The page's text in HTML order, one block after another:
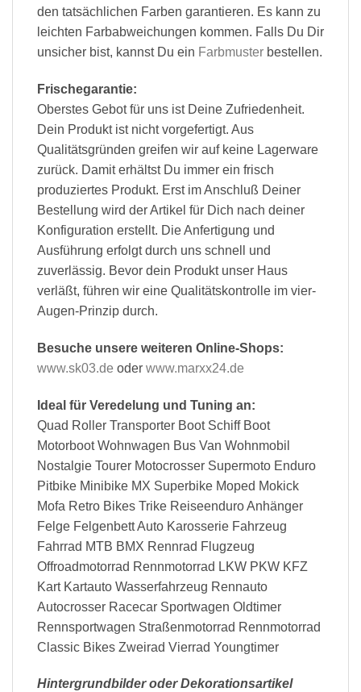
den tatsächlichen Farben garantieren. Es kann zu
leichten Farbabweichungen kommen. Falls Du Dir
unsicher bist, kannst Du ein Farbmuster bestellen.
Frischegarantie:
Oberstes Gebot für uns ist Deine Zufriedenheit.
Dein Produkt ist nicht vorgefertigt. Aus
Qualitätsgründen greifen wir auf keine Lagerware
zurück. Damit erhältst Du immer ein frisch
produziertes Produkt. Erst im Anschluß Deiner
Bestellung wird der Artikel für Dich nach deiner
Konfiguration erstellt. Die Anfertigung und
Ausführung erfolgt durch uns schnell und
zuverlässig. Bevor dein Produkt unser Haus
verläßt, führen wir eine Qualitätskontrolle im vier-
Augen-Prinzip durch.
Besuche unsere weiteren Online-Shops:
www.sk03.de oder www.marxx24.de
Ideal für Veredelung und Tuning an:
Quad Roller Transporter Boot Schiff Boot
Motorboot Wohnwagen Bus Van Wohnmobil
Nostalgie Tourer Motocrosser Supermoto Enduro
Pitbike Minibike MX Superbike Moped Mokick
Mofa Retro Bikes Trike Reiseenduro Anhänger
Felge Felgenbett Auto Karosserie Fahrzeug
Fahrrad MTB BMX Rennrad Flugzeug
Offroadmotorrad Rennmotorrad LKW PKW KFZ
Kart Kartauto Wasserfahrzeug Rennauto
Autocrosser Racecar Sportwagen Oldtimer
Rennsportwagen Straßenmotorrad Rennmotorrad
Classic Bikes Zweirad Vierrad Youngtimer
Hintergrundbilder oder Dekorationsartikel